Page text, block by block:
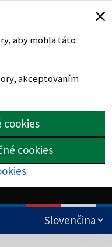
aby mohla táto
akceptovaním
cookies
cookies